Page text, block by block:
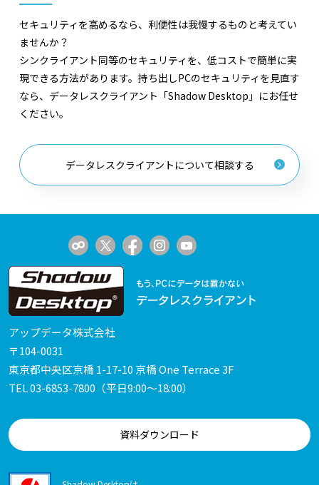
セキュリティを高めるなら、利便性は我慢するものと考えてい
ませんか？
シンクライアント同等のセキュリティを、低コストで簡単に実
現できる方法があります。持ち出しPCのセキュリティを見直す
なら、データレスクライアント「Shadow Desktop」にお任せ
ください。
データレスクライアントについて相談する
アップデータ株式会社
〒104-0031
東京都中央区京橋 1-17-10 京橋 One Terrace 3F
TEL03-6853-7800 （平日9:00～18:00）
資料ダウンロード